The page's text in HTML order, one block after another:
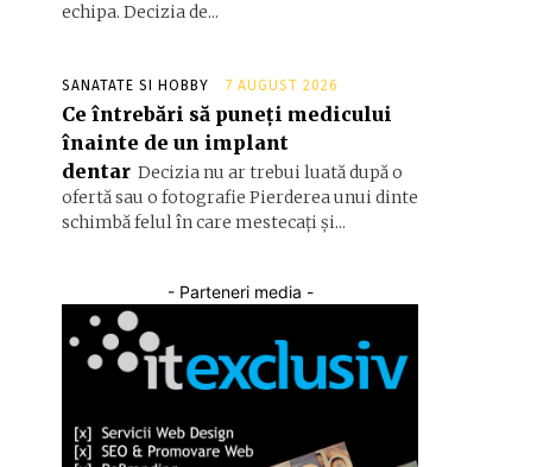
echipa. Decizia de...
SANATATE SI HOBBY 7 AUGUST 2026
Ce întrebări să puneți medicului
înainte de un implant
dentar Decizia nu ar trebui luată după o
ofertă sau o fotografie Pierderea unui dinte
schimbă felul în care mestecați și...
- Parteneri media -